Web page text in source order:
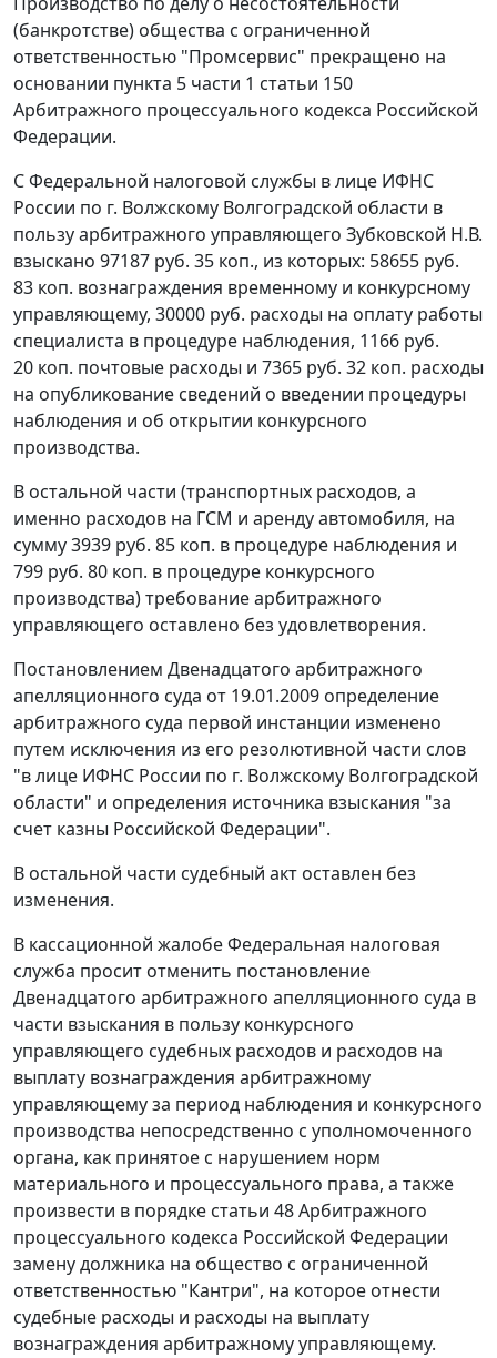
(банкротстве) общества с ограниченной
ответственностью "Промсервис" прекращено на
основании пункта 5 части 1 статьи 150
Арбитражного процессуального кодекса Российской
Федерации.
С Федеральной налоговой службы в лице ИФНС
России по г. Волжскому Волгоградской области в
пользу арбитражного управляющего Зубковской Н.В.
взыскано 97187 руб. 35 коп., из которых: 58655 руб.
83 коп. вознаграждения временному и конкурсному
управляющему, 30000 руб. расходы на оплату работы
специалиста в процедуре наблюдения, 1166 руб.
20 коп. почтовые расходы и 7365 руб. 32 коп. расходы
на опубликование сведений о введении процедуры
наблюдения и об открытии конкурсного
производства.
В остальной части (транспортных расходов, а
именно расходов на ГСМ и аренду автомобиля, на
сумму 3939 руб. 85 коп. в процедуре наблюдения и
799 руб. 80 коп. в процедуре конкурсного
производства) требование арбитражного
управляющего оставлено без удовлетворения.
Постановлением Двенадцатого арбитражного
апелляционного суда от 19.01.2009 определение
арбитражного суда первой инстанции изменено
путем исключения из его резолютивной части слов
"в лице ИФНС России по г. Волжскому Волгоградской
области" и определения источника взыскания "за
счет казны Российской Федерации".
В остальной части судебный акт оставлен без
изменения.
В кассационной жалобе Федеральная налоговая
служба просит отменить постановление
Двенадцатого арбитражного апелляционного суда в
части взыскания в пользу конкурсного
управляющего судебных расходов и расходов на
выплату вознаграждения арбитражному
управляющему за период наблюдения и конкурсного
производства непосредственно с уполномоченного
органа, как принятое с нарушением норм
материального и процессуального права, а также
произвести в порядке статьи 48Арбитражного
процессуального кодекса Российской Федерации
замену должника на общество с ограниченной
ответственностью "Кантри", на которое отнести
судебные расходы и расходы на выплату
вознаграждения арбитражному управляющему.